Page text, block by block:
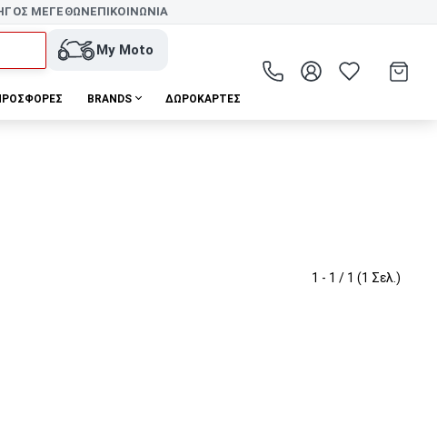
ΜΕΓΕΘΩΝΕΠΙΚΟΙΝΩΝΙΑ
My Moto
BRANDS ΔΩΡΟΚΆΡΤΕΣ
1 - 1 / 1 (1 Σελ.)